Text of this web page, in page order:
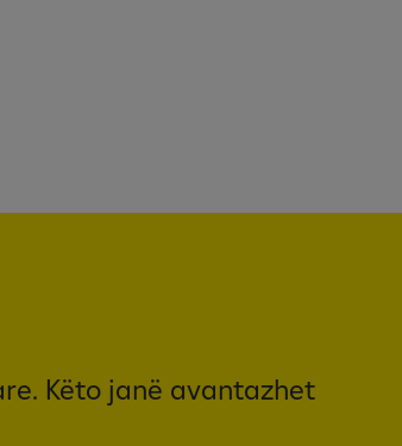
Këto janë avantazhet